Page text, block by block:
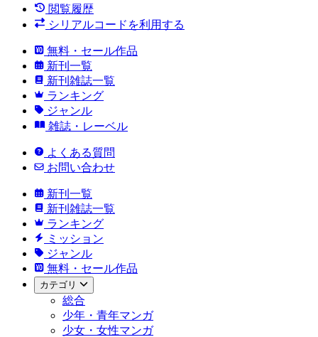
閲覧履歴
シリアルコードを利用する
無料・セール作品
新刊一覧
新刊雑誌一覧
ランキング
ジャンル
雑誌・レーベル
よくある質問
お問い合わせ
新刊一覧
新刊雑誌一覧
ランキング
ミッション
ジャンル
無料・セール作品
カテゴリ
総合
少年・青年マンガ
少女・女性マンガ